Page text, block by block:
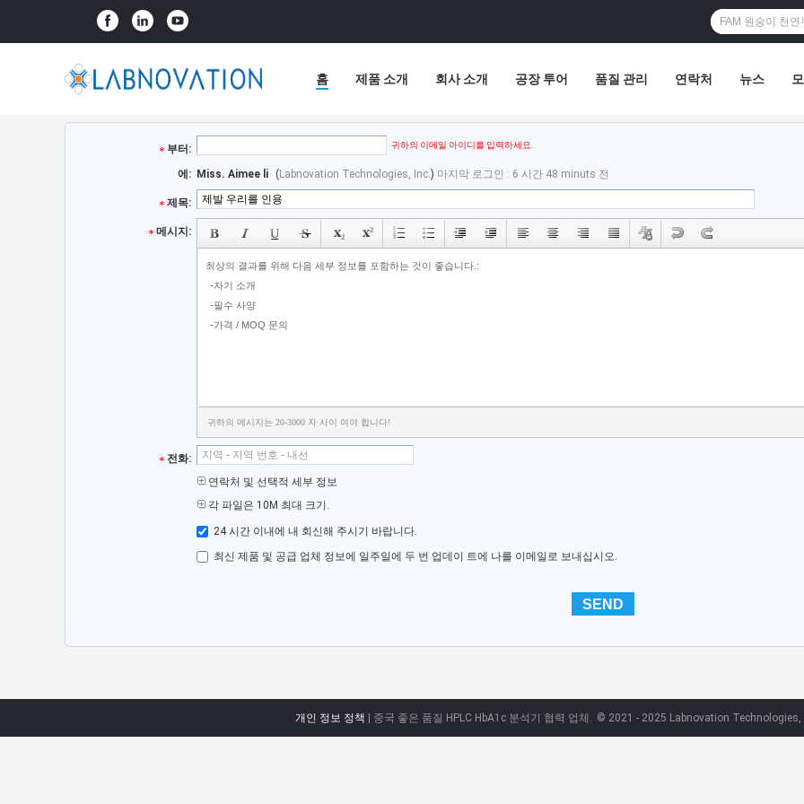
홈 제품 소개 회사 소개 공장 투어 품질 관리 연락처 뉴스
부터: 귀하의 이메일 아이디를 입력하세요.
에: Miss. Aimee li ( Labnovation Technologies, Inc.) 마지막 로그인 : 6 시간 48 minuts 전
제목:
메시지:
귀하의 메시지는 20-3000 자 사이 여야 합니다!
전화:
연락처 및 선택적 세부 정보
각 파일은 10M 최대 크기.
24 시간 이내에 내 회신해 주시기 바랍니다.
최신 제품 및 공급 업체 정보에 일주일에 두 번 업데이 트에 나를 이메일로 보내십시오.
개인 정보 정책 | 중국 좋은 품질 HPLC HbA1c 분석기 협력 업체. © 2021 - 2025 Labnovation Technologies,